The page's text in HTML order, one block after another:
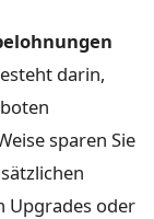
darin,
sparen Sie
Upgrades oder